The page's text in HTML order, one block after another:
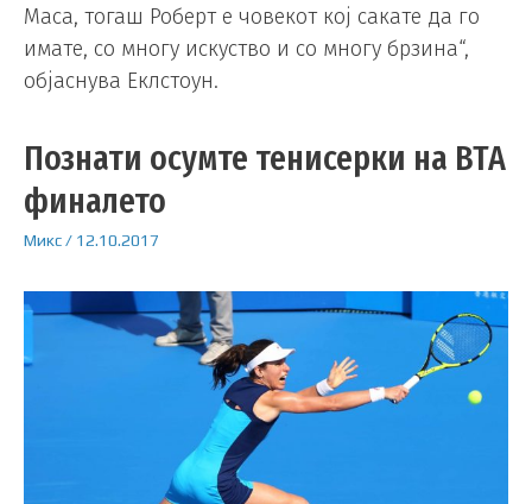
Маса, тогаш Роберт е човекот кој сакате да го
имате, со многу искуство и со многу брзина“,
објаснува Еклстоун.
Познати осумте тенисерки на ВТА
финалето
Микс/ 12.10.2017